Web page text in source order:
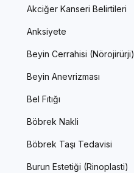
Akciğer Kanseri Belirtileri
Anksiyete
Beyin Cerrahisi (Nörojirürji)
Beyin Anevrizması
Bel Fıtığı
Böbrek Nakli
Böbrek Taşı Tedavisi
Burun Estetiği (Rinoplasti)